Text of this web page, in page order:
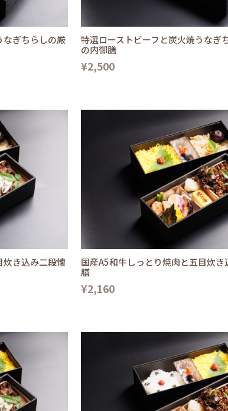
なぎちらしの厳
特選ローストビーフと炭火焼うなぎ
の内御膳
¥2,500
炊き込み二段懐
国産A5和牛しっとり焼肉と五目炊
膳
¥2,160